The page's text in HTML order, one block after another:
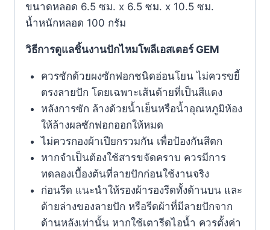
ขนาดหลอด 6.5 ซม. x 6.5 ซม. x 10.5 ซม.
น้ำหนักหลอด 100 กรัม
วิธีการดูแลชิ้นงานปักไหมโพลีเอสเตอร์ GEM
ควรซักด้วยผงซักฟอกชนิดอ่อนโยน ไม่ควรขยี้
ตรงลายปัก โดยเฉพาะเส้นด้ายที่เป็นสีแดง
หลังการซัก ล้างด้วยน้ำเย็นหรือน้ำอุณหภูมิห้อง
ให้ล้างผลซักฟอกออกให้หมด
ไม่ควรกองผ้าเปียกรวมกัน เพื่อป้องกันสีตก
หากจำเป็นต้องใช้สารขจัดคราบ ควรมีการ
ทดลองเบื้องต้นที่ลายปักก่อนใช้งานจริง
ก่อนรีด แนะนำให้รองผ้ารองรีดทั้งด้านบน และ
ด้ายล่างของลายปัก หรือรีดผ้าที่มีลายปักจาก
ด้านหลังเท่านั้น หากใช้เตารีดไอน้ำ ควรตั้งค่า